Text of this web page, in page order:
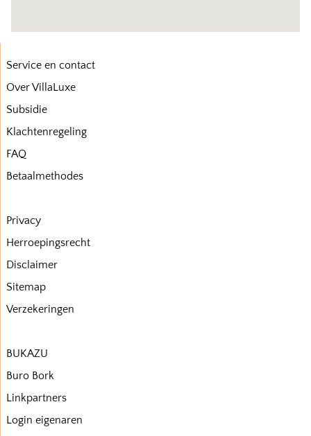
Service en contact
Over VillaLuxe
Subsidie
Klachtenregeling
FAQ
Betaalmethodes
Privacy
Herroepingsrecht
Disclaimer
Sitemap
Verzekeringen
BUKAZU
Buro Bork
Linkpartners
Login eigenaren